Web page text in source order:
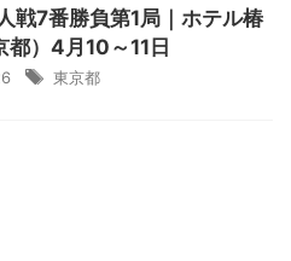
戦7番勝負第1局｜ホテル椿
都）4月10～11日
東京都